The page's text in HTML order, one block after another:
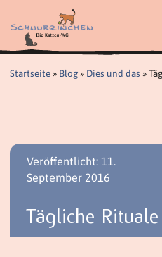
Inhalt
springen
Startseite» Blog» Dies und das »
Veröffentlicht: 11.
September 2016
Tägliche